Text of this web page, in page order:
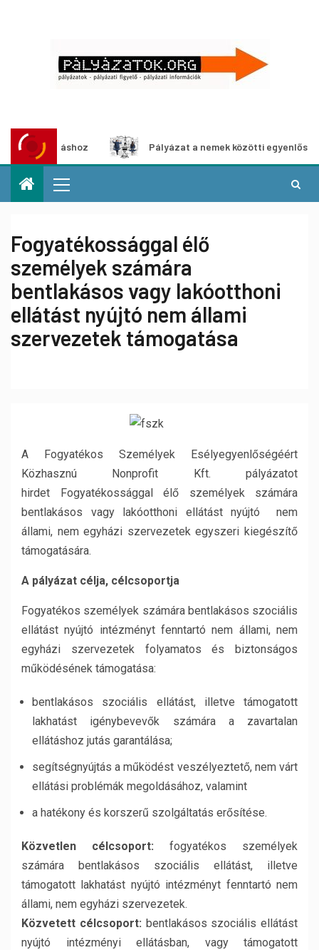
Pályázat a nemek közötti egyenlőség európai
Fogyatékossággal élő
személyek számára
bentlakásos vagy lakóotthoni
ellátást nyújtó nem állami
szervezetek támogatása
A Fogyatékos Személyek Esélyegyenlőségéért
Közhasznú Nonprofit Kft. pályázatot
hirdet Fogyatékossággal élő személyek számára
bentlakásos vagy lakóotthoni ellátást nyújtó nem
állami, nem egyházi szervezetek egyszeri kiegészítő
támogatására.
A pályázat célja, célcsoportja
Fogyatékos személyek számára bentlakásos szociális
ellátást nyújtó intézményt fenntartó nem állami, nem
egyházi szervezetek folyamatos és biztonságos
működésének támogatása:
bentlakásos szociális ellátást, illetve támogatott
lakhatást igénybevevők számára a zavartalan
ellátáshoz jutás garantálása;
segítségnyújtás a működést veszélyeztető, nem várt
ellátási problémák megoldásához, valamint
a hatékony és korszerű szolgáltatás erősítése.
Közvetlen célcsoport: fogyatékos személyek
számára bentlakásos szociális ellátást, illetve
támogatott lakhatást nyújtó intézményt fenntartó nem
állami, nem egyházi szervezetek.
Közvetett célcsoport: bentlakásos szociális ellátást
nyújtó intézményi ellátásban, vagy támogatott